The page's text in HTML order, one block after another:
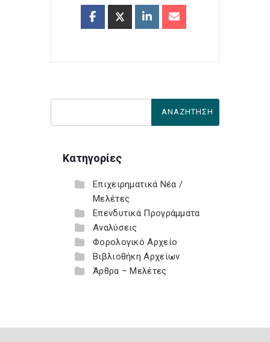
Κατηγορίες
Επιχειρηματικά Νέα /
Μελέτες
Επενδυτικά Προγράμματα
Αναλύσεις
Φορολογικό Αρχείο
Βιβλιοθήκη Αρχείων
Άρθρα – Μελέτες